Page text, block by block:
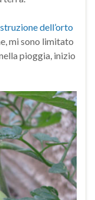
dell’orto
mi sono limitato
pioggia, inizio